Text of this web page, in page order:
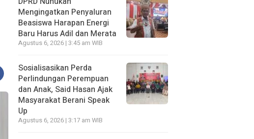
Mengingatkan Penyaluran
Beasiswa Harapan Energi
Baru Harus Adil dan Merata
Agustus 6, 2026 | 3:45 am WIB
Sosialisasikan Perda
Perlindungan Perempuan
dan Anak, Said Hasan Ajak
Masyarakat Berani Speak
Up
Agustus 6, 2026 | 3:17 am WIB